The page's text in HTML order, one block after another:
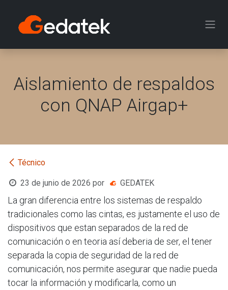
Aislamiento de respaldos
con QNAP Airgap+
Técnico
23 de junio de 2026 por GEDATEK
La gran diferencia entre los sistemas de respaldo
tradicionales como las cintas, es justamente el uso de
dispositivos que estan separados de la red de
comunicación o en teoria así deberia de ser, el tener
separada la copia de seguridad de la red de
comunicación, nos permite asegurar que nadie pueda
tocar la información y modificarla, como un